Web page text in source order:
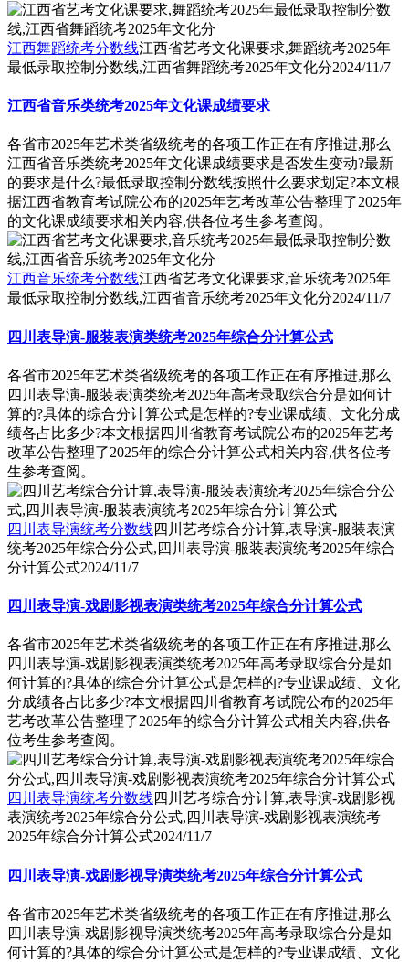
江西舞蹈统考分数线江西省艺考文化课要求,舞蹈统考2025年
最低录取控制分数线,江西省舞蹈统考2025年文化分2024/11/7
江西省音乐类统考2025年文化课成绩要求
各省市2025年艺术类省级统考的各项工作正在有序推进,那么
江西省音乐类统考2025年文化课成绩要求是否发生变动?最新
的要求是什么?最低录取控制分数线按照什么要求划定?本文根
据江西省教育考试院公布的2025年艺考改革公告整理了2025年
的文化课成绩要求相关内容,供各位考生参考查阅。
江西音乐统考分数线江西省艺考文化课要求,音乐统考2025年
最低录取控制分数线,江西省音乐统考2025年文化分2024/11/7
四川表导演-服装表演类统考2025年综合分计算公式
各省市2025年艺术类省级统考的各项工作正在有序推进,那么
四川表导演-服装表演类统考2025年高考录取综合分是如何计
算的?具体的综合分计算公式是怎样的?专业课成绩、文化分成
绩各占比多少?本文根据四川省教育考试院公布的2025年艺考
改革公告整理了2025年的综合分计算公式相关内容,供各位考
生参考查阅。
四川表导演统考分数线四川艺考综合分计算,表导演-服装表演
统考2025年综合分公式,四川表导演-服装表演统考2025年综合
分计算公式2024/11/7
四川表导演-戏剧影视表演类统考2025年综合分计算公式
各省市2025年艺术类省级统考的各项工作正在有序推进,那么
四川表导演-戏剧影视表演类统考2025年高考录取综合分是如
何计算的?具体的综合分计算公式是怎样的?专业课成绩、文化
分成绩各占比多少?本文根据四川省教育考试院公布的2025年
艺考改革公告整理了2025年的综合分计算公式相关内容,供各
位考生参考查阅。
四川表导演统考分数线四川艺考综合分计算,表导演-戏剧影视
表演统考2025年综合分公式,四川表导演-戏剧影视表演统考
2025年综合分计算公式2024/11/7
四川表导演-戏剧影视导演类统考2025年综合分计算公式
各省市2025年艺术类省级统考的各项工作正在有序推进,那么
四川表导演-戏剧影视导演类统考2025年高考录取综合分是如
何计算的?具体的综合分计算公式是怎样的?专业课成绩、文化